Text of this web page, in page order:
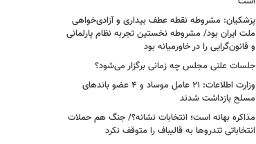
پزشکیان: مشروطه نقطه عطف بیداری و آزادی‌خواهی
ملت ایران بود/ مشروطه نخستین تجربه نظام پارلمانی
و قانون‌گرایی را در خاورمیانه بود
جلسات علنی مجلس چه زمانی برگزار می‌شود؟
وزارت اطلاعات: ۲۱ عامل موساد و ۴ عضو باندهای
مسلح بازداشت شدند
مذاکره بهانه است؛ انتخابات نشانه؟/ جنگ هم حملات
انتخاباتی تندروها به قالیباف را متوقف نکرد